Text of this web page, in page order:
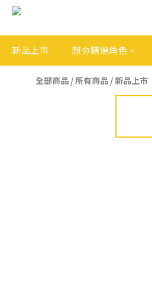
新品上市 超夯精選角色
全部商品 /所有商品 /新品上市